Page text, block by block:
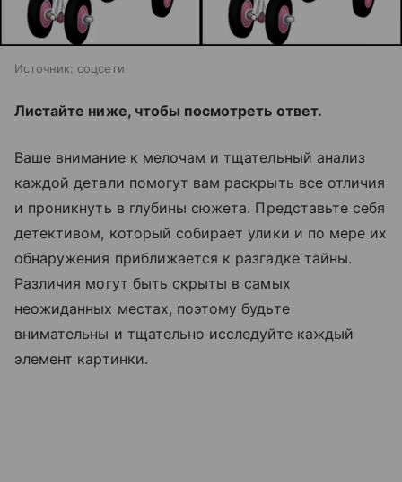
Источник: соцсети
Листайте ниже, чтобы посмотреть ответ.
Ваше внимание к мелочам и тщательный анализ
каждой детали помогут вам раскрыть все отличия
и проникнуть в глубины сюжета. Представьте себя
детективом, который собирает улики и по мере их
обнаружения приближается к разгадке тайны.
Различия могут быть скрыты в самых
неожиданных местах, поэтому будьте
внимательны и тщательно исследуйте каждый
элемент картинки.